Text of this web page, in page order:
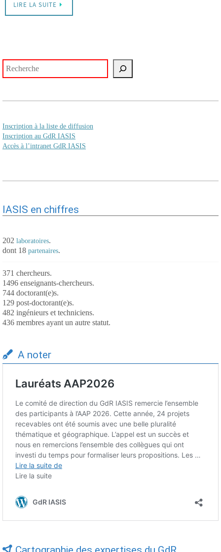
LIRE LA SUITE
Inscription à la liste de diffusion
Inscription au GdR IASIS
Accès à l’intranet GdR IASIS
IASIS en chiffres
202 laboratoires.
dont 18 partenaires.
371 chercheurs.
1496 enseignants-chercheurs.
744 doctorant(e)s.
129 post-doctorant(e)s.
482 ingénieurs et techniciens.
436 membres ayant un autre statut.
A noter